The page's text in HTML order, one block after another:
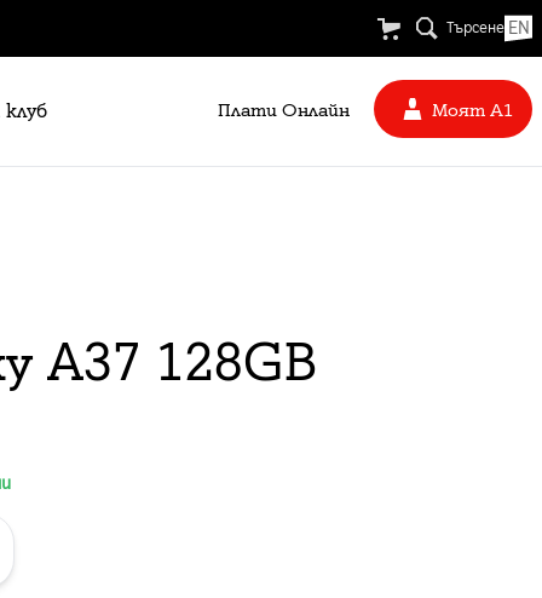
Търсене EN
Плати Oнлайн Моят А1
A37 128GB